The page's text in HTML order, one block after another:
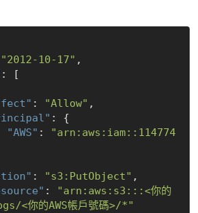
"2012-10-17" ,
: [
: "Allow" ,
: {
"AWS" :
"arn:aws:iam::114774
: "s3:PutObject" ,
:
"arn:aws:s3:::<你的
<你的AWS帳戶號碼>/*"